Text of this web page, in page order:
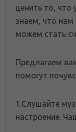
ценить то, что
знаем, что нам
можем стать
Предлагаем
помогут
1.Слушайте
настроение.